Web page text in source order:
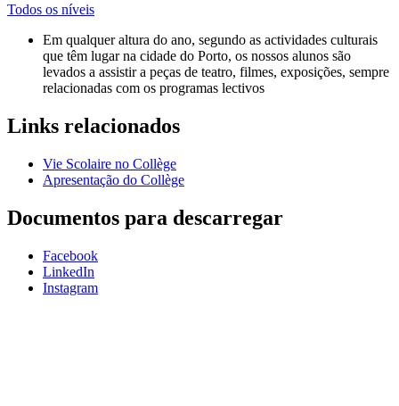
Todos os níveis
Em qualquer altura do ano, segundo as actividades culturais
que têm lugar na cidade do Porto, os nossos alunos são
levados a assistir a peças de teatro, filmes, exposições, sempre
relacionadas com os programas lectivos
Links relacionados
Vie Scolaire no Collège
Apresentação do Collège
Documentos para descarregar
Facebook
LinkedIn
Instagram